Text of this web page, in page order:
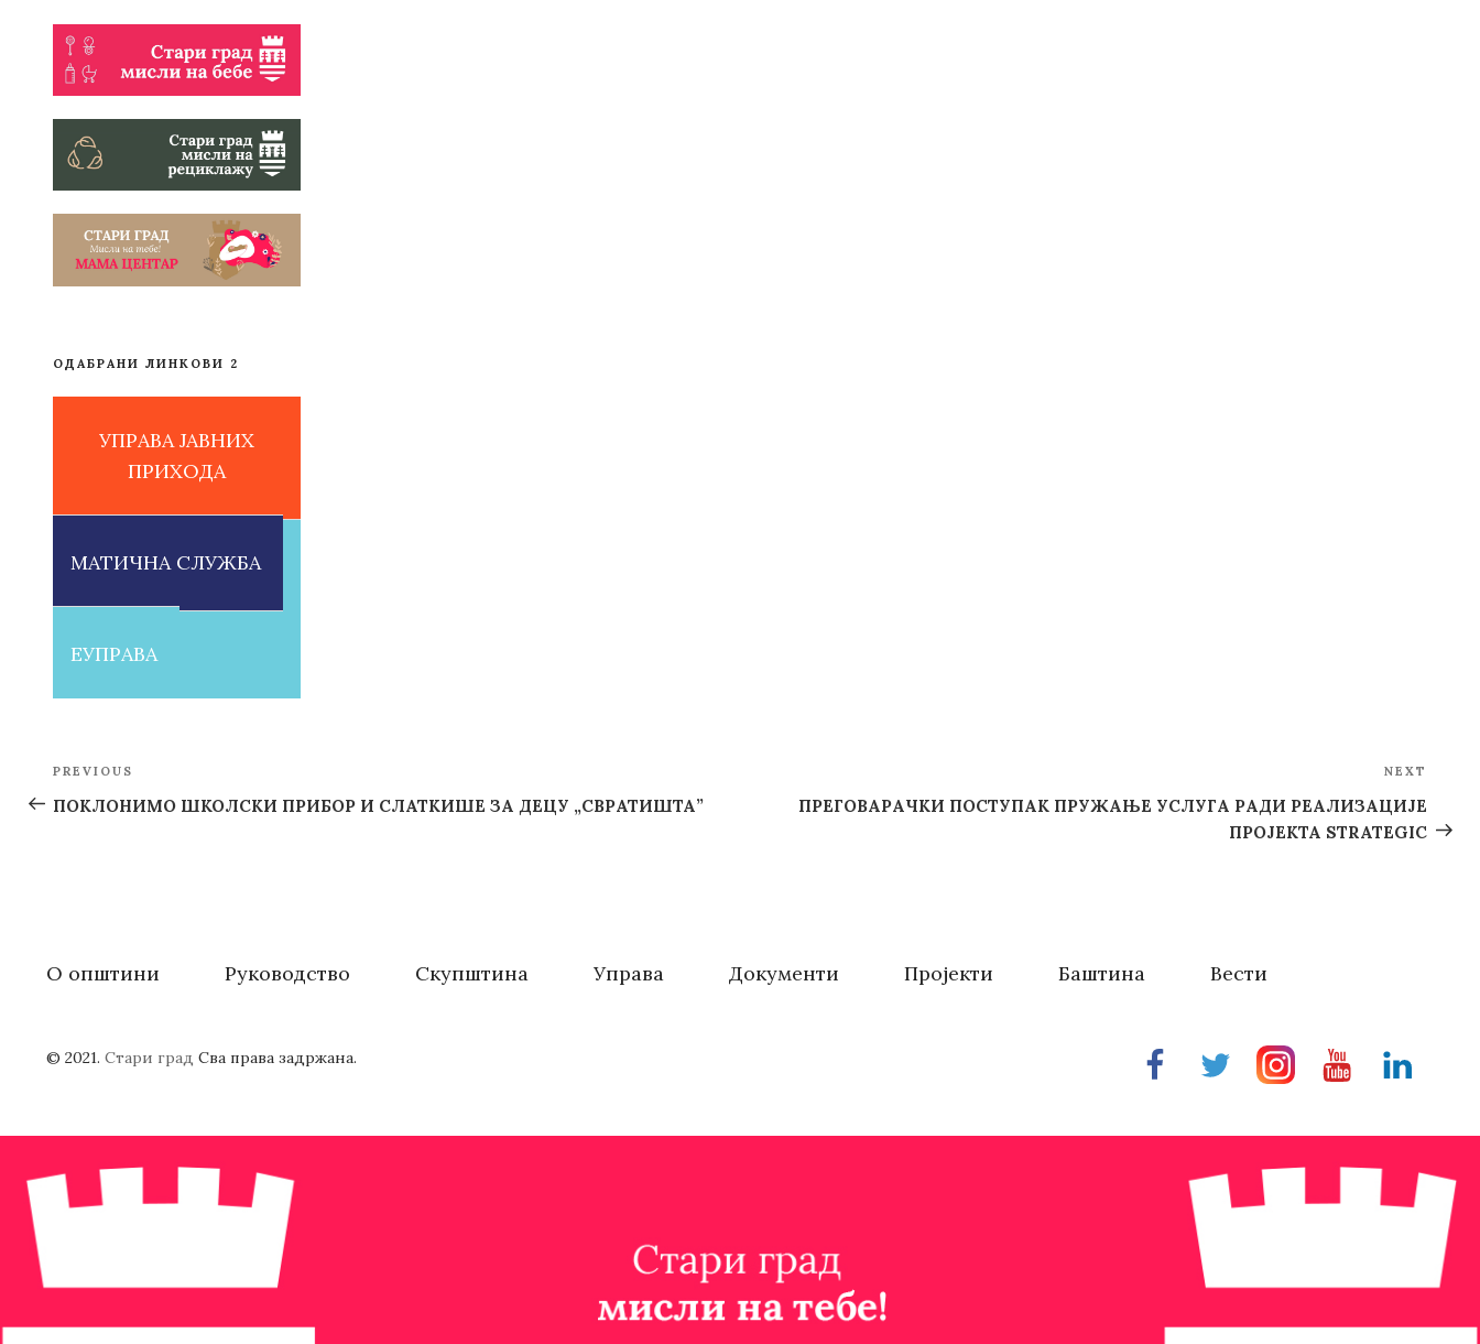
ОДАБРАНИ ЛИНКОВИ 2
УПРАВА ЈАВНИХ
ПРИХОДА
МАТИЧНА СЛУЖБА
ЕУПРАВА
Post
navigation
Previous
Post
PREVIOUS
ПОКЛОНИМО ШКОЛСКИ ПРИБОР И СЛАТКИШЕ ЗА ДЕЦУ „СВРАТИШТА”
NEXT
ПРЕГОВАРАЧКИ ПОСТУПАК ПРУЖАЊЕ УСЛУГА РАДИ РЕАЛИЗАЦИЈЕ
ПРОЈЕКТА STRATEGIC
О општини Руководство Скупштина Управа Документи Пројекти Баштина Вести
FacebookTwitterInstragramYoutubeLinkedin
© 2021. Стари град Сва права задржана.